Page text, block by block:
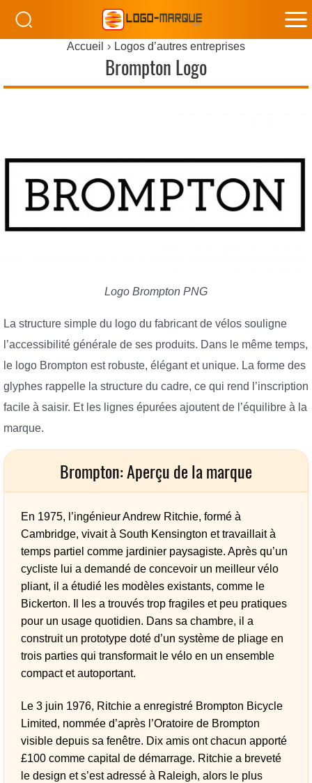
Accueil Logos d’autres entreprises
Brompton Logo
Logo Brompton PNG
La structure simple du logo du fabricant de vélos souligne
l’accessibilité générale de ses produits. Dans le même temps,
le logo Brompton est robuste, élégant et unique. La forme des
glyphes rappelle la structure du cadre, ce qui rend l’inscription
facile à saisir. Et les lignes épurées ajoutent de l’équilibre à la
marque.
Brompton: Aperçu de la marque
En 1975, l’ingénieur Andrew Ritchie, formé à
Cambridge, vivait à South Kensington et travaillait à
temps partiel comme jardinier paysagiste. Après qu’un
cycliste lui a demandé de concevoir un meilleur vélo
pliant, il a étudié les modèles existants, comme le
Bickerton. Il les a trouvés trop fragiles et peu pratiques
pour un usage quotidien. Dans sa chambre, il a
construit un prototype doté d’un système de pliage en
trois parties qui transformait le vélo en un ensemble
compact et autoportant.
Le 3 juin 1976, Ritchie a enregistré Brompton Bicycle
Limited, nommée d’après l’Oratoire de Brompton
visible depuis sa fenêtre. Dix amis ont chacun apporté
£100 comme capital de démarrage. Ritchie a breveté
le design et s’est adressé à Raleigh, alors le plus